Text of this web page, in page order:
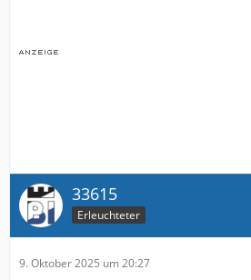
und höre ihm gerne zu.
Externer Inhalt
Inhalte von externen Seiten
angezeigt.
33615
Erleuchteter
9. Oktober 2025 um 20:27